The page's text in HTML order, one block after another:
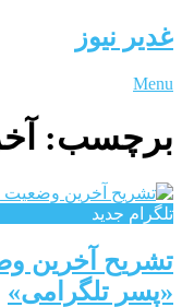
غدیر نیوز
Menu
برچسب:
تلگرام جدید
تشریح آخرین
«پسر تلگرامی»